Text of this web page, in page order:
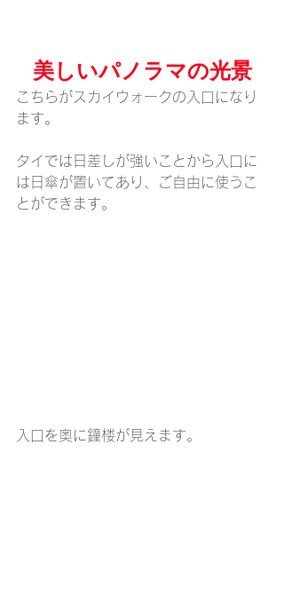
美しいパノラマの光景
こちらがスカイウォークの入口になり
ます。
タイでは日差しが強いことから入口に
は日傘が置いてあり、ご自由に使うこ
とができます。
入口を奥に鐘楼が見えます。